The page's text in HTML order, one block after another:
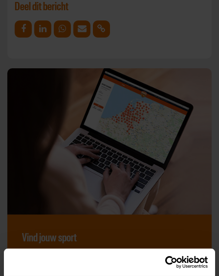
Deel dit bericht
Deel op Facebook
Deel op LinkedinDeel op Whatsapp
Mail link Kopieer link
Vind jouw sport
Van atletiek tot zwemmen: met onze Sportzoeker
vind je gemakkelijk jouw favoriete sport of activiteit.